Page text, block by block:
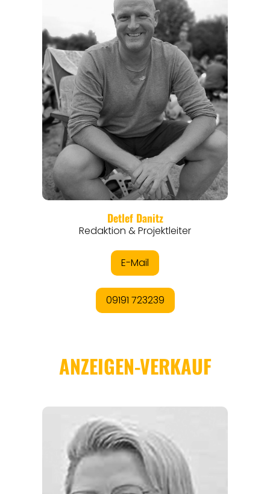
REGIONEN
ORTE
EVENTS
REISEFÜHRER
REISEMAGAZINE
THEMEN
ANGEBOTE